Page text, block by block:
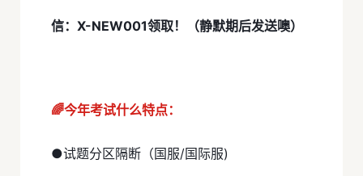
信：X-NEW001领取！（静默期后发送噢）
🌈今年考试什么特点：
●试题分区隔断（国服/国际服)